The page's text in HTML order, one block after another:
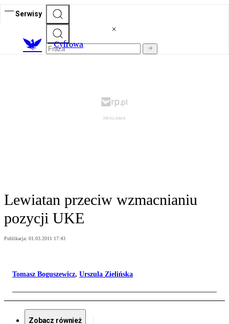
Serwisy
Cyfrowa
Lewiatan przeciw wzmacnianiu
pozycji UKE
Publikacja: 01.03.2011 17:43
Tomasz Boguszewicz, Urszula Zielińska
Zobacz również